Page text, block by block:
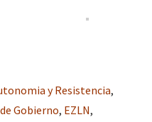
y Resistencia,
Gobierno, EZLN,